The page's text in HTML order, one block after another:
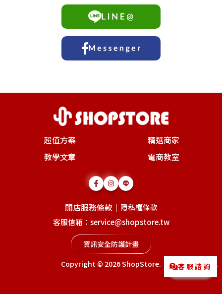
超值方案
精選商家
教學文章
電商教室
開店服務條款 ｜ 隱私權條款
客服信箱：service@shopstore.tw
資訊安全防護計畫
Copyright © 2026ShopStore. 客服諮詢
Messenger
LINE@